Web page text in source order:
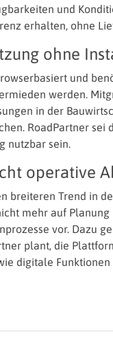
und
erhalten, ohne
ohne
und
werden.
in der
RoadPartner sei
nutzbar sein.
operative
breiteren Trend in
mehr auf
vor. Dazu
plant, die
digitale